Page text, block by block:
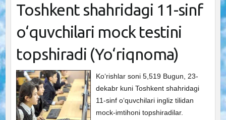
Toshkent shahridagi 11-sinf
o‘quvchilari mock testini
topshiradi (Yo‘riqnoma)
Ko‘rishlar soni 5,519 Bugun, 23-
dekabr kuni Toshkent shahridagi
11-sinf o‘quvchilari ingliz tilidan
mock-imtihoni topshiradilar.